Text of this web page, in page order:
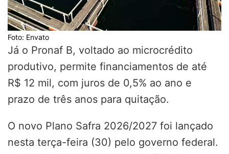
Foto: Envato
Já o Pronaf B, voltado ao microcrédito
produtivo, permite financiamentos de até
R$ 12 mil, com juros de 0,5% ao ano e
prazo de três anos para quitação.
O novo Plano Safra 2026/2027 foi lançado
nesta terça-feira (30) pelo governo federal.